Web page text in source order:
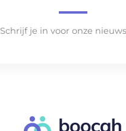
Schrijf je in voor onze